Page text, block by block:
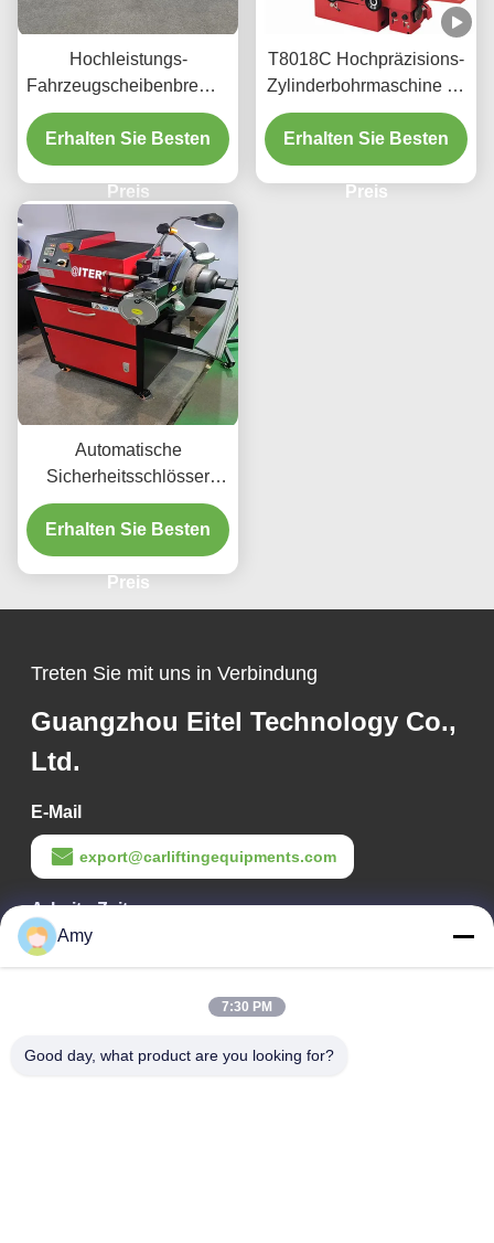
Hochleistungs-
Fahrzeugscheibenbremsdrehmaschine
220v/110v für die
Werkstatt T2009
Erhalten Sie Besten
Preis
T8018C Hochpräzisions-
Zylinderbohrmaschine für
schwere Fahrzeuge
Erhalten Sie Besten
Preis
Automatische
Sicherheitsschlösser
Scheibenbremsmaschine
auf dem Auto Max.
Durchmesser 500mm
T2015
Erhalten Sie Besten
Preis
Treten Sie mit uns in Verbindung
Guangzhou Eitel Technology Co.,
Ltd.
E-Mail
export@carliftingequipments.com
Arbeits-Zeit
09:00-18:00
106. Nationalstraße, Stadtteil Huadu, Stadt Guangzhou
Amy
7:30 PM
Good day, what product are you looking for?